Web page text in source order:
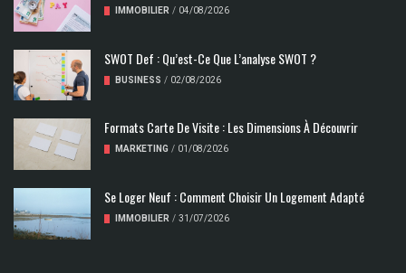
IMMOBILIER / 04/08/2026
SWOT Def : Qu’est-Ce Que L’analyse SWOT ?
BUSINESS / 02/08/2026
Formats Carte De Visite : Les Dimensions À Découvrir
MARKETING / 01/08/2026
Se Loger Neuf : Comment Choisir Un Logement Adapté
IMMOBILIER / 31/07/2026